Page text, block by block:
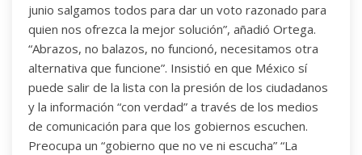
junio salgamos todos para dar un voto razonado para
quien nos ofrezca la mejor solución”, añadió Ortega.
“Abrazos, no balazos, no funcionó, necesitamos otra
alternativa que funcione”. Insistió en que México sí
puede salir de la lista con la presión de los ciudadanos
y la información “con verdad” a través de los medios
de comunicación para que los gobiernos escuchen.
Preocupa un “gobierno que no ve ni escucha” “La